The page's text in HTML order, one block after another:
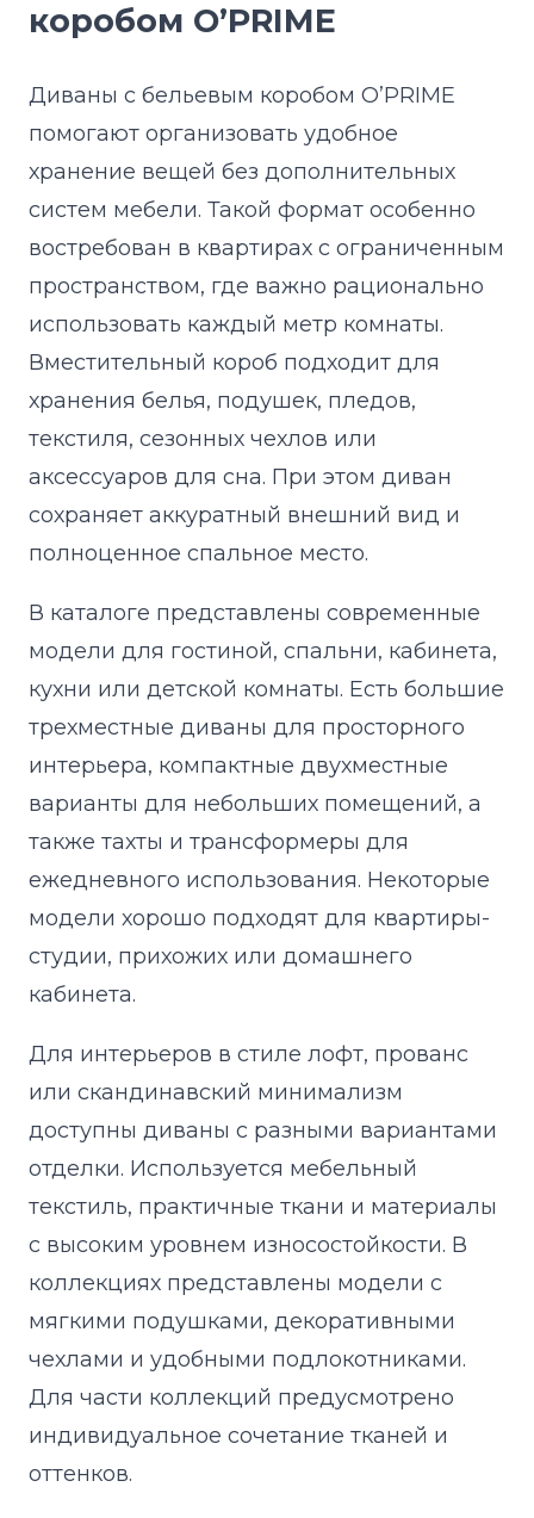
коробом O’PRIME
Диваны с бельевым коробом O’PRIME
помогают организовать удобное
хранение вещей без дополнительных
систем мебели. Такой формат особенно
востребован в квартирах с ограниченным
пространством, где важно рационально
использовать каждый метр комнаты.
Вместительный короб подходит для
хранения белья, подушек, пледов,
текстиля, сезонных чехлов или
аксессуаров для сна. При этом диван
сохраняет аккуратный внешний вид и
полноценное спальное место.
В каталоге представлены современные
модели для гостиной, спальни, кабинета,
кухни или детской комнаты. Есть большие
трехместные диваны для просторного
интерьера, компактные двухместные
варианты для небольших помещений, а
также тахты и трансформеры для
ежедневного использования. Некоторые
модели хорошо подходят для квартиры-
студии, прихожих или домашнего
кабинета.
Для интерьеров в стиле лофт, прованс
или скандинавский минимализм
доступны диваны с разными вариантами
отделки. Используется мебельный
текстиль, практичные ткани и материалы
с высоким уровнем износостойкости. В
коллекциях представлены модели с
мягкими подушками, декоративными
чехлами и удобными подлокотниками.
Для части коллекций предусмотрено
индивидуальное сочетание тканей и
оттенков.